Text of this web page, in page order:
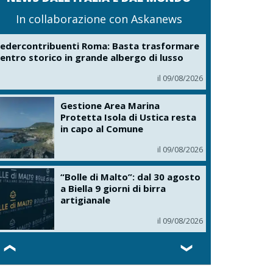
In collaborazione con Askanews
Roma: Basta trasformare
storico in grande albergo di lusso
il 09/08/2026
Gestione Area Marina
Protetta Isola di Ustica resta
in capo al Comune
il 09/08/2026
“Bolle di Malto”: dal 30 agosto
a Biella 9 giorni di birra
artigianale
il 09/08/2026
❮ ❯